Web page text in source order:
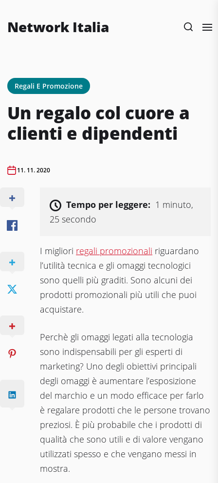
theNetwork Italia
Regali E Promozione
Un regalo col cuore a
clienti e dipendenti
11. 11. 2020
Tempo per leggere: 1 minuto,
25 secondo
I migliori regali promozionali riguardano
l’utilità tecnica e gli omaggi tecnologici
sono quelli più graditi. Sono alcuni dei
prodotti promozionali più utili che puoi
acquistare.
Perchè gli omaggi legati alla tecnologia
sono indispensabili per gli esperti di
marketing? Uno degli obiettivi principali
degli omaggi è aumentare l’esposizione
del marchio e un modo efficace per farlo
è regalare prodotti che le persone trovano
preziosi. È più probabile che i prodotti di
qualità che sono utili e di valore vengano
utilizzati spesso e che vengano messi in
mostra.